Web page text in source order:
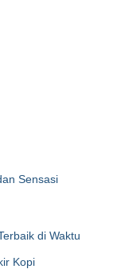
Sensasi
di Waktu
Kopi